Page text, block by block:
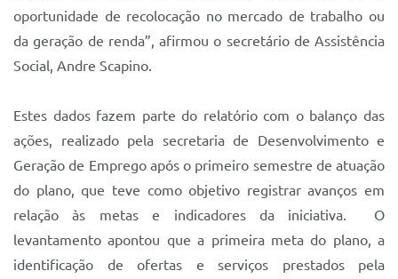
oportunidade de recolocação no mercado de trabalho ou
da geração de renda”, afirmou o secretário de Assistência
Social, Andre Scapino.
Estes dados fazem parte do relatório com o balanço das
ações, realizado pela secretaria de Desenvolvimento e
Geração de Emprego após o primeiro semestre de atuação
do plano, que teve como objetivo registrar avanços em
relação às metas e indicadores da iniciativa. O
levantamento apontou que a primeira meta do plano, a
identificação de ofertas e serviços prestados pela